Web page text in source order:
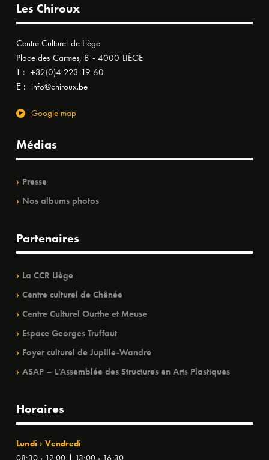
Les Chiroux
Centre Culturel de Liège
Place des Carmes, 8 - 4000 LIÈGE
T : +32(0)4 223 19 60
E : info@chiroux.be
Google map
Médias
Presse
Nos albums photos
Partenaires
La CCR Liège
Centre culturel de Chênée
Centre Culturel Ourthe et Meuse
Espace Georges Truffaut
Foyer culturel de Jupille-Wandre
ASAP – L’Assemblée des Structures en Arts Plastiques
Horaires
Lundi › Vendredi
08:30 › 12:00 | 13:00 › 16:30